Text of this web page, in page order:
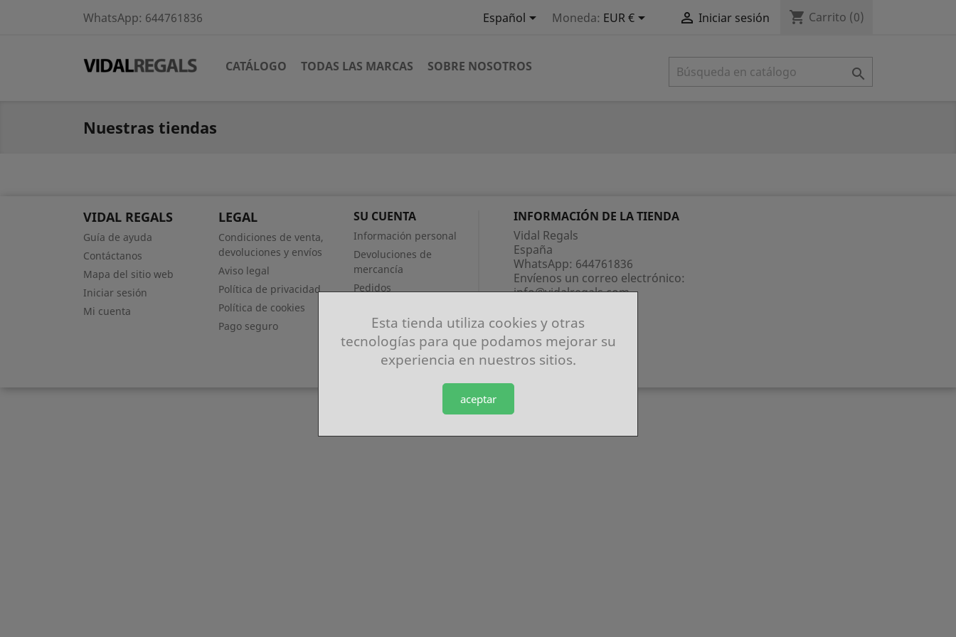
WhatsApp: 644761836 Español Moneda: EUR €  Iniciar sesión shopping_cart Carrito (0)
CATÁLOGO TODAS LAS MARCAS SOBRE NOSOTROS 
Nuestras tiendas
Esta tienda utiliza cookies y otras
tecnologías para que podamos mejorar su
experiencia en nuestros sitios.
aceptar
VIDAL REGALS
Guía de ayuda
Contáctanos
Mapa del sitio web
Iniciar sesión
Mi cuenta
LEGAL
Condiciones de venta,
devoluciones y envíos
Aviso legal
Política de privacidad
Política de cookies
Pago seguro
SU CUENTA
Información personal
Devoluciones de
mercancía
Pedidos
Direcciones
Cupones de descuento
INFORMACIÓN DE LA TIENDA
Vidal Regals
España
WhatsApp: 644761836
Envíenos un correo electrónico:
info@vidalregals.com
Disseny Web Abacode